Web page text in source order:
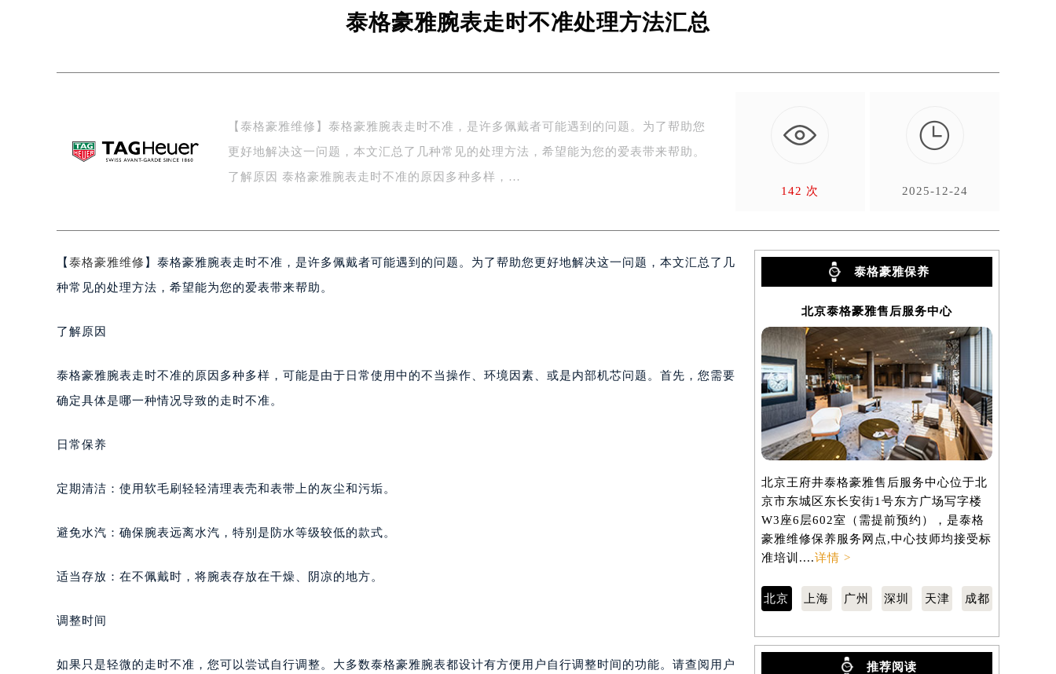
上海市徐汇区虹桥路3号港汇中心写字楼2座37层3705室（需提前预约）
扬州市邗江区国展路29号星耀天地写字楼1号楼18层1803室（需提前预约）
盐城市盐都区世纪大道5号盐城金融城写字楼1号楼16层1604室（需提前预约）
泰州市海陵区永定东路399号置地商务中心东塔写字楼（华润万象城）17层1706室（需提前预约）
绍兴市越城区胜利东路379号世茂天际中心写字楼8层805室（需提前预约）
嘉兴市南湖区广益路705号嘉兴世界贸易中心写字楼A座13层1304室（需提前预约）
广州市越秀区环市东路371-375号世界贸易中心大厦南塔写字楼15层07室（需提前预约）
深圳市罗湖区深南东路5001号华润大厦写字楼17层1701室（需提前预约）
成都市锦江区人民东路6号SAC东原中心写字楼24层2406B室（需提前预约）
长沙市芙蓉区定王台街道建湘路393号世茂环球金融中心写字楼（芙蓉广场）10层13室（需提前预约）
太原市迎泽区解放路15号亨得利名表服务中心（品牌授权店）3层整层（需提前预约）
温州市鹿城区锦绣路1067号置信广场10层1015室（需提前预约）
泰格豪雅腕表走时不准处理方法汇总
【泰格豪雅维修】泰格豪雅腕表走时不准，是许多佩戴者可能遇到的问题。为了帮助您
更好地解决这一问题，本文汇总了几种常见的处理方法，希望能为您的爱表带来帮助。
了解原因 泰格豪雅腕表走时不准的原因多种多样，…
142 次

2025-12-24
【 泰格豪雅维修 】泰格豪雅腕表走时不准，是许多佩戴者可能遇到的问题。为了帮助您更好地解决这一问题，本文汇总了几
种常见的处理方法，希望能为您的爱表带来帮助。
了解原因
泰格豪雅腕表走时不准的原因多种多样，可能是由于日常使用中的不当操作、环境因素、或是内部机芯问题。首先，您需要
确定具体是哪一种情况导致的走时不准。
日常保养
定期清洁：使用软毛刷轻轻清理表壳和表带上的灰尘和污垢。
避免水汽：确保腕表远离水汽，特别是防水等级较低的款式。
适当存放：在不佩戴时，将腕表存放在干燥、阴凉的地方。
调整时间
如果只是轻微的走时不准，您可以尝试自行调整。大多数泰格豪雅腕表都设计有方便用户自行调整时间的功能。请查阅用户
泰格豪雅保养
北京泰格豪雅售后服务中心
北京王府井泰格豪雅售后服务中心位于北
京市东城区东长安街1号东方广场写字楼
W3座6层602室（需提前预约），是泰格
豪雅维修保养服务网点,中心技师均接受标
准培训....详情 >
北京 上海 广州 深圳 天津 成都
推荐阅读